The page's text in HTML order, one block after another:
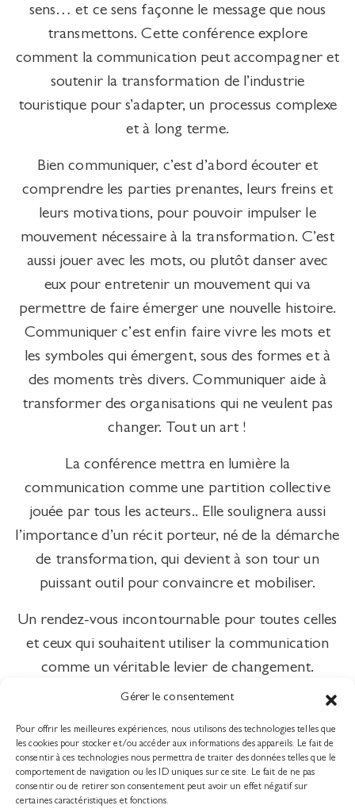
Gérer le consentement
Pour offrir les meilleures expériences, nous utilisons des technologies telles que
les cookies pour stocker et/ou accéder aux informations des appareils. Le fait de
consentir à ces technologies nous permettra de traiter des données telles que le
comportement de navigation ou les ID uniques sur ce site. Le fait de ne pas
consentir ou de retirer son consentement peut avoir un effet négatif sur
certaines caractéristiques et fonctions.
sens… et ce sens façonne le message que nous
transmettons. Cette conférence explore
comment la communication peut accompagner et
soutenir la transformation de l’industrie
touristique pour s’adapter, un processus complexe
et à long terme.
Bien communiquer, c’est d’abord écouter et
comprendre les parties prenantes, leurs freins et
leurs motivations, pour pouvoir impulser le
mouvement nécessaire à la transformation. C’est
aussi jouer avec les mots, ou plutôt danser avec
eux pour entretenir un mouvement qui va
permettre de faire émerger une nouvelle histoire.
Communiquer c’est enfin faire vivre les mots et
les symboles qui émergent, sous des formes et à
des moments très divers. Communiquer aide à
transformer des organisations qui ne veulent pas
changer. Tout un art !
La conférence mettra en lumière la
communication comme une partition collective
jouée par tous les acteurs.. Elle soulignera aussi
l’importance d’un récit porteur, né de la démarche
de transformation, qui devient à son tour un
puissant outil pour convaincre et mobiliser.
Un rendez-vous incontournable pour toutes celles
et ceux qui souhaitent utiliser la communication
comme un véritable levier de changement.
ÉVÉNEMENT